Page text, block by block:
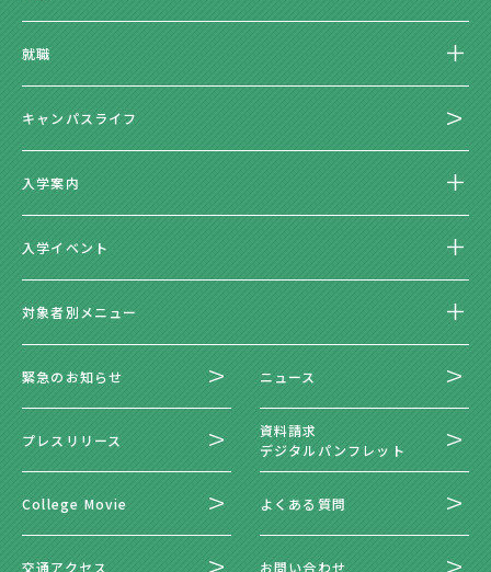
就職
キャンパスライフ
入学案内
入学イベント
対象者別メニュー
緊急のお知らせ ニュース
プレスリリース
資料請求
デジタルパンフレット
College Movie よくある質問
交通アクセス お問い合わせ